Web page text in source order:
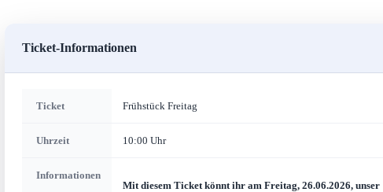
Ticket-Informationen
Ticket Frühstück Freitag
Uhrzeit 10:00 Uhr
Informationen
Mit diesem Ticket könnt ihr am Freitag, 26.06.2026, unser